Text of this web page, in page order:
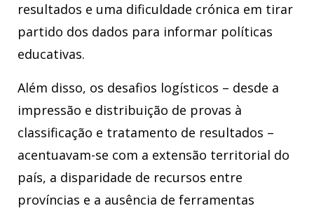
resultados e uma dificuldade crónica em tirar
partido dos dados para informar políticas
educativas.
Além disso, os desafios logísticos – desde a
impressão e distribuição de provas à
classificação e tratamento de resultados –
acentuavam-se com a extensão territorial do
país, a disparidade de recursos entre
províncias e a ausência de ferramentas